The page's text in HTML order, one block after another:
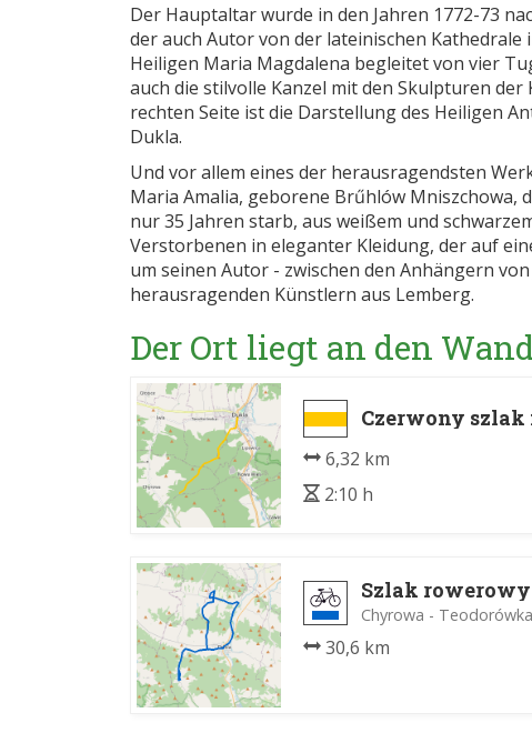
Der Hauptaltar wurde in den Jahren 1772-73
der auch Autor von der lateinischen
Heiligen Maria Magdalena begleitet von vier
auch die stilvolle Kanzel mit den Skulpturen
rechten Seite ist die Darstellung des Heiligen
Dukla.
Und vor allem eines der herausragendsten
Maria Amalia, geborene Brűhlów Mniszchowa,
nur 35 Jahren starb, aus weißem und
Verstorbenen in eleganter Kleidung, der auf
um seinen Autor - zwischen den Anhängern
herausragenden Künstlern aus Lemberg.
Der Ort liegt an den
Czerwony szlak
6,32 km
2:10 h
Szlak
Chyrowa - Teodorówka
30,6 km